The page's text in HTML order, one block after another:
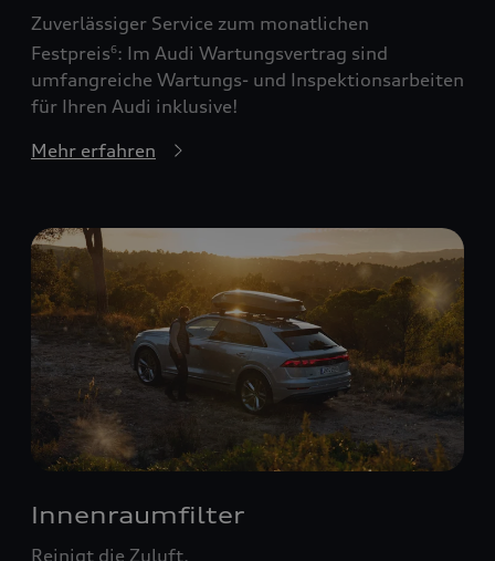
Zuverlässiger Service zum monatlichen
Festpreis6: Im Audi Wartungsvertrag sind
umfangreiche Wartungs- und Inspektionsarbeiten
für Ihren Audi inklusive!
Mehr erfahren
Innenraumfilter
Reinigt die Zuluft.